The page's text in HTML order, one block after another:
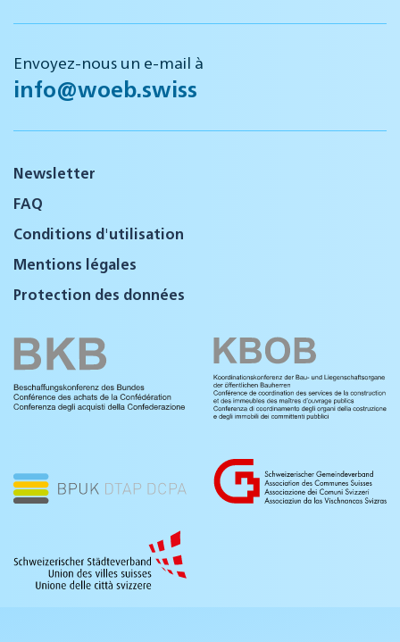
Envoyez-nous un e-mail à
info@woeb.swiss
Newsletter
FAQ
Conditions d'utilisation
Mentions légales
Protection des données